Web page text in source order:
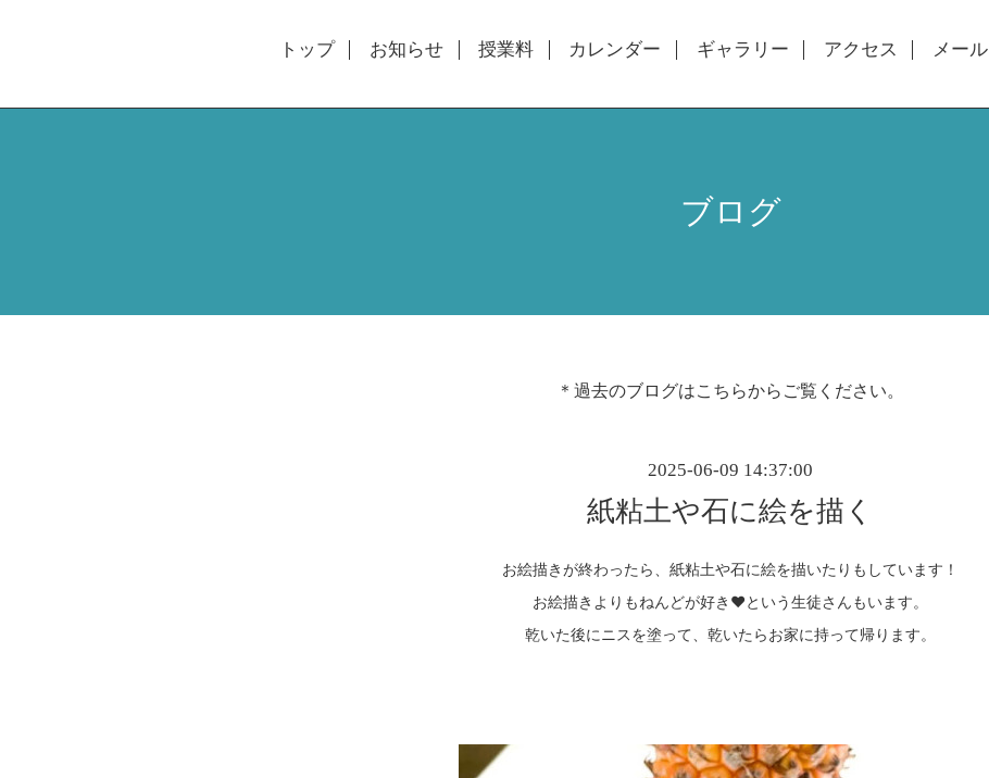
トップ お知らせ 授業料 カレンダー ギャラリー アクセス メール
ブログ
＊過去のブログはこちらからご覧ください。
2025-06-09 14:37:00
紙粘土や石に絵を描く
お絵描きが終わったら、紙粘土や石に絵を描いたりもしています！
お絵描きよりもねんどが好き❤️という生徒さんもいます。
乾いた後にニスを塗って、乾いたらお家に持って帰ります。